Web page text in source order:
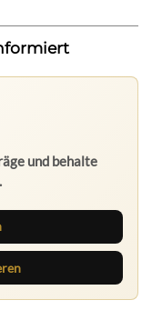
und behalte